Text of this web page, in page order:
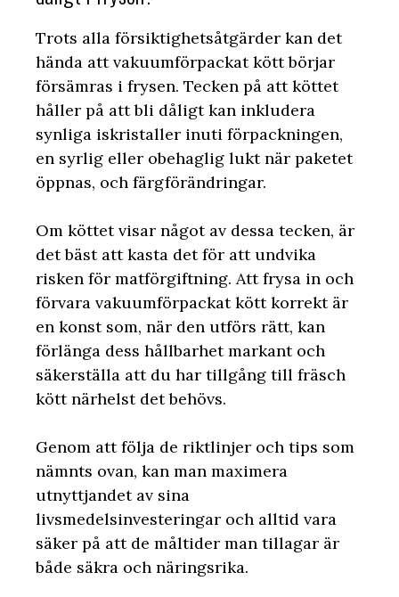
Trots alla försiktighetsåtgärder kan det
hända att vakuumförpackat kött börjar
försämras i frysen. Tecken på att köttet
håller på att bli dåligt kan inkludera
synliga iskristaller inuti förpackningen,
en syrlig eller obehaglig lukt när paketet
öppnas, och färgförändringar.
Om köttet visar något av dessa tecken, är
det bäst att kasta det för att undvika
risken för matförgiftning. Att frysa in och
förvara vakuumförpackat kött korrekt är
en konst som, när den utförs rätt, kan
förlänga dess hållbarhet markant och
säkerställa att du har tillgång till fräsch
kött närhelst det behövs.
Genom att följa de riktlinjer och tips som
nämnts ovan, kan man maximera
utnyttjandet av sina
livsmedelsinvesteringar och alltid vara
säker på att de måltider man tillagar är
både säkra och näringsrika.